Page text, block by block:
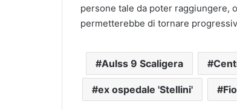
persone tale da poter raggiungere,
permetterebbe di tornare
Aulss 9 Scaligera
ex ospedale 'Stellini'